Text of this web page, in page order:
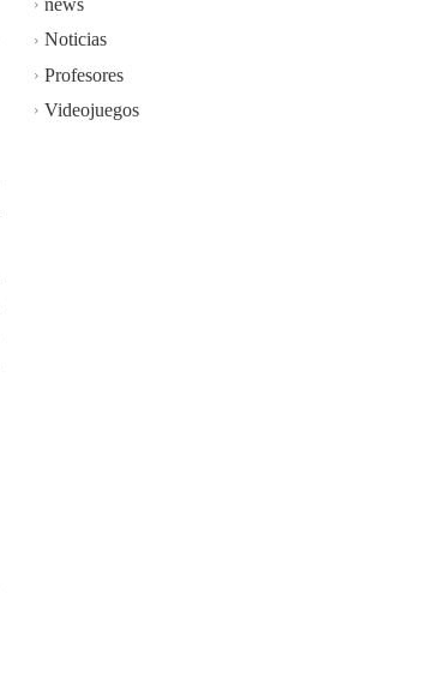
news
Noticias
Profesores
Videojuegos